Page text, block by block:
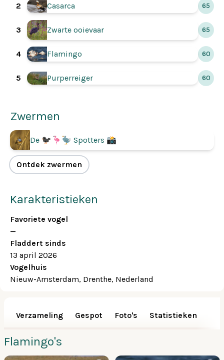
2 Casarca 65
3 Zwarte ooievaar 65
4 Flamingo 60
5 Purperreiger 60
Zwermen
De 🐦‍⬛🦩🦤 Spotters 📸
Ontdek zwermen
Karakteristieken
Favoriete vogel
—
Fladdert sinds
13 april 2026
Vogelhuis
Nieuw-Amsterdam, Drenthe, Nederland
Verzameling Gespot Foto's Statistieken
Flamingo's